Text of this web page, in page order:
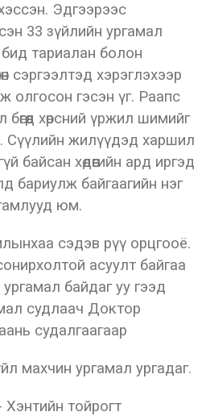
Эдгээрээс
33 зүйлийн ургамал
тариалан болон
сэргээлтэд хэрэглэхээр
олгосон гэсэн үг. Раапс
хөрсний үржил шимийг
Сүүлийн жилүүдэд харшил
байсан хөдөөгийн ард иргэд
бариулж байгаагийн нэг
юм.
сэдэв рүү орцгооё.
асуулт байгаа
байдаг уу гээд
судлаач Доктор
судалгаагаар
махчин ургамал ургадаг.
- Хэнтийн тойрогт